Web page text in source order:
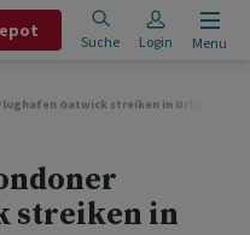
Suche Login Menu
Gatwick streiken in Urlaubszeit
streiken in